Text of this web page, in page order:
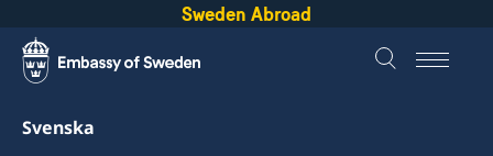
Sweden Abroad
Svenska